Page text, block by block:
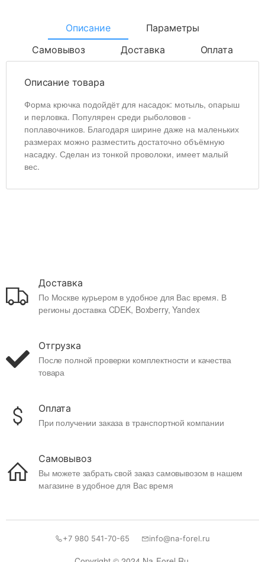
Описание
Параметры
Самовывоз
Доставка Оплата
Описание товара
Форма крючка подойдёт для насадок: мотыль, опарыш
и перловка. Популярен среди рыболовов -
поплавочников. Благодаря ширине даже на маленьких
размерах можно разместить достаточно объёмную
насадку. Сделан из тонкой проволоки, имеет малый
вес.
Доставка
По Москве курьером в удобное для Вас время. В
регионы доставка CDEK, Boxberry, Yandex
Отгрузка
После полной проверки комплектности и качества
товара
Оплата
При получении заказа в транспортной компании
Самовывоз
Вы можете забрать свой заказ самовывозом в нашем
магазине в удобное для Вас время
+7 980 541-70-65 info@na-forel.ru